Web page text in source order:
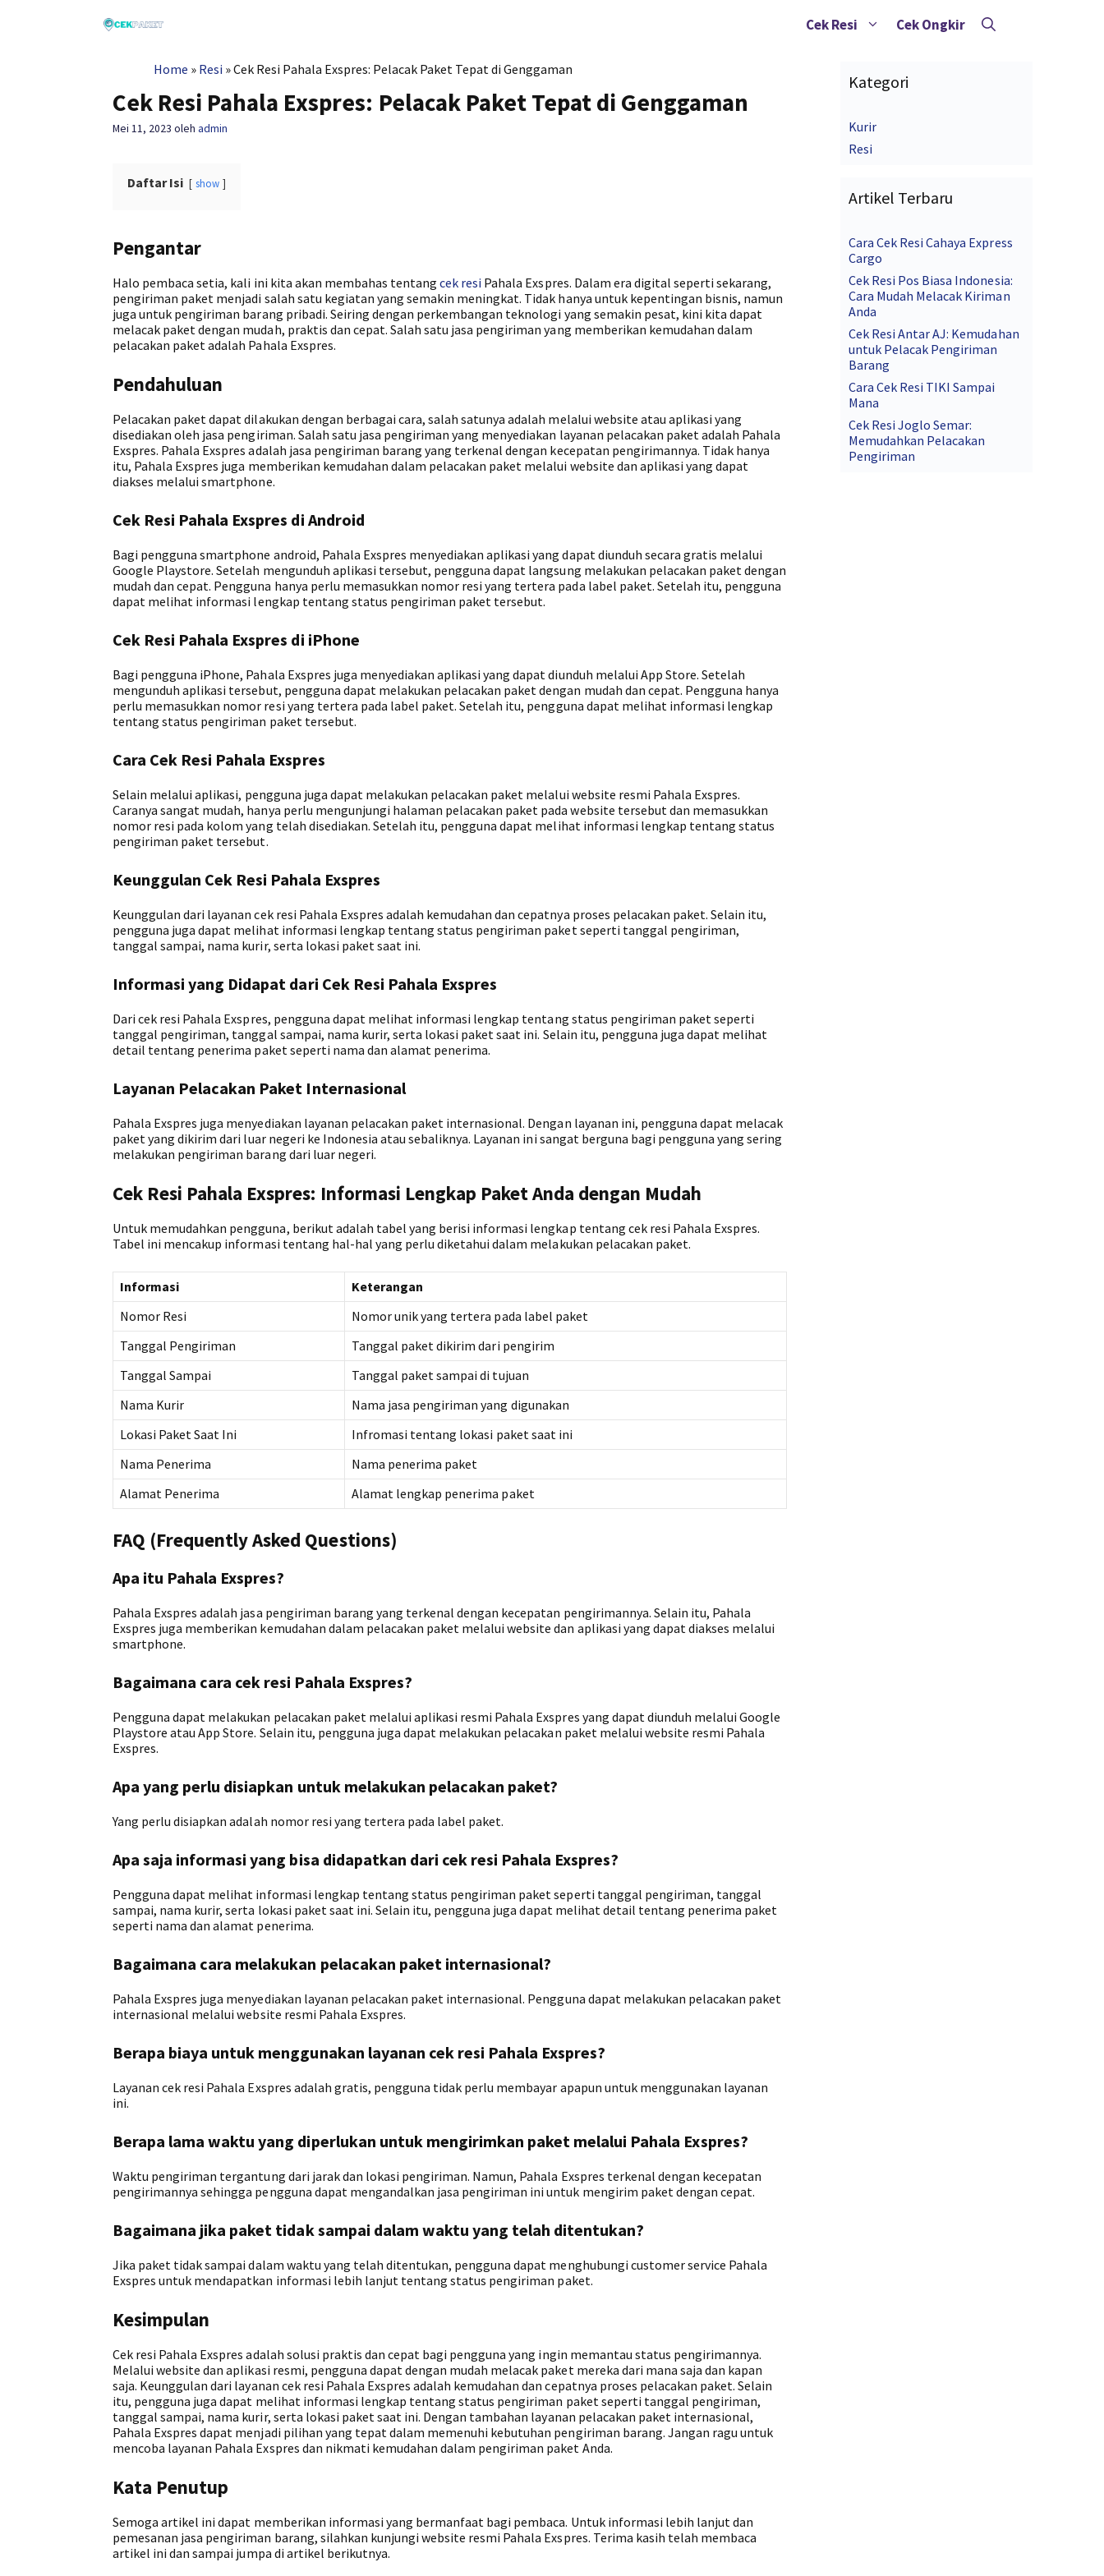
Cek Resi Cek Ongkir
Home » Resi »Cek Resi Pahala Exspres: Pelacak Paket Tepat di Genggaman
Cek Resi Pahala Exspres: Pelacak Paket Tepat di Genggaman
Mei 11, 2023 oleh admin
Daftar Isi show
Pengantar
Halo pembaca setia, kali ini kita akan membahas tentangcek resi Pahala Exspres. Dalam era digital seperti sekarang,
pengiriman paket menjadi salah satu kegiatan yang semakin meningkat. Tidak hanya untuk kepentingan bisnis, namun
juga untuk pengiriman barang pribadi. Seiring dengan perkembangan teknologi yang semakin pesat, kini kita dapat
melacak paket dengan mudah, praktis dan cepat. Salah satu jasa pengiriman yang memberikan kemudahan dalam
pelacakan paket adalah Pahala Exspres.
Pendahuluan
Pelacakan paket dapat dilakukan dengan berbagai cara, salah satunya adalah melalui website atau aplikasi yang
disediakan oleh jasa pengiriman. Salah satu jasa pengiriman yang menyediakan layanan pelacakan paket adalah Pahala
Exspres. Pahala Exspres adalah jasa pengiriman barang yang terkenal dengan kecepatan pengirimannya. Tidak hanya
itu, Pahala Exspres juga memberikan kemudahan dalam pelacakan paket melalui website dan aplikasi yang dapat
diakses melalui smartphone.
Cek Resi Pahala Exspres di Android
Bagi pengguna smartphone android, Pahala Exspres menyediakan aplikasi yang dapat diunduh secara gratis melalui
Google Playstore. Setelah mengunduh aplikasi tersebut, pengguna dapat langsung melakukan pelacakan paket dengan
mudah dan cepat. Pengguna hanya perlu memasukkan nomor resi yang tertera pada label paket. Setelah itu, pengguna
dapat melihat informasi lengkap tentang status pengiriman paket tersebut.
Cek Resi Pahala Exspres di iPhone
Bagi pengguna iPhone, Pahala Exspres juga menyediakan aplikasi yang dapat diunduh melalui App Store. Setelah
mengunduh aplikasi tersebut, pengguna dapat melakukan pelacakan paket dengan mudah dan cepat. Pengguna hanya
perlu memasukkan nomor resi yang tertera pada label paket. Setelah itu, pengguna dapat melihat informasi lengkap
tentang status pengiriman paket tersebut.
Cara Cek Resi Pahala Exspres
Selain melalui aplikasi, pengguna juga dapat melakukan pelacakan paket melalui website resmi Pahala Exspres.
Caranya sangat mudah, hanya perlu mengunjungi halaman pelacakan paket pada website tersebut dan memasukkan
nomor resi pada kolom yang telah disediakan. Setelah itu, pengguna dapat melihat informasi lengkap tentang status
pengiriman paket tersebut.
Keunggulan Cek Resi Pahala Exspres
Keunggulan dari layanan cek resi Pahala Exspres adalah kemudahan dan cepatnya proses pelacakan paket. Selain itu,
pengguna juga dapat melihat informasi lengkap tentang status pengiriman paket seperti tanggal pengiriman,
tanggal sampai, nama kurir, serta lokasi paket saat ini.
Informasi yang Didapat dari Cek Resi Pahala Exspres
Dari cek resi Pahala Exspres, pengguna dapat melihat informasi lengkap tentang status pengiriman paket seperti
tanggal pengiriman, tanggal sampai, nama kurir, serta lokasi paket saat ini. Selain itu, pengguna juga dapat melihat
detail tentang penerima paket seperti nama dan alamat penerima.
Layanan Pelacakan Paket Internasional
Pahala Exspres juga menyediakan layanan pelacakan paket internasional. Dengan layanan ini, pengguna dapat melacak
paket yang dikirim dari luar negeri ke Indonesia atau sebaliknya. Layanan ini sangat berguna bagi pengguna yang sering
melakukan pengiriman barang dari luar negeri.
Cek Resi Pahala Exspres: Informasi Lengkap Paket Anda dengan Mudah
Untuk memudahkan pengguna, berikut adalah tabel yang berisi informasi lengkap tentang cek resi Pahala Exspres.
Tabel ini mencakup informasi tentang hal-hal yang perlu diketahui dalam melakukan pelacakan paket.
Informasi
Keterangan
Nomor Resi
Nomor unik yang tertera pada label paket
Tanggal Pengiriman
Tanggal paket dikirim dari pengirim
Tanggal Sampai
Tanggal paket sampai di tujuan
Nama Kurir
Nama jasa pengiriman yang digunakan
Lokasi Paket Saat Ini
Infromasi tentang lokasi paket saat ini
Nama Penerima
Nama penerima paket
Alamat Penerima
Alamat lengkap penerima paket
FAQ (Frequently Asked Questions)
Apa itu Pahala Exspres?
Pahala Exspres adalah jasa pengiriman barang yang terkenal dengan kecepatan pengirimannya. Selain itu, Pahala
Exspres juga memberikan kemudahan dalam pelacakan paket melalui website dan aplikasi yang dapat diakses melalui
smartphone.
Bagaimana cara cek resi Pahala Exspres?
Pengguna dapat melakukan pelacakan paket melalui aplikasi resmi Pahala Exspres yang dapat diunduh melalui Google
Playstore atau App Store. Selain itu, pengguna juga dapat melakukan pelacakan paket melalui website resmi Pahala
Exspres.
Apa yang perlu disiapkan untuk melakukan pelacakan paket?
Yang perlu disiapkan adalah nomor resi yang tertera pada label paket.
Apa saja informasi yang bisa didapatkan dari cek resi Pahala Exspres?
Pengguna dapat melihat informasi lengkap tentang status pengiriman paket seperti tanggal pengiriman, tanggal
sampai, nama kurir, serta lokasi paket saat ini. Selain itu, pengguna juga dapat melihat detail tentang penerima paket
seperti nama dan alamat penerima.
Bagaimana cara melakukan pelacakan paket internasional?
Pahala Exspres juga menyediakan layanan pelacakan paket internasional. Pengguna dapat melakukan pelacakan paket
internasional melalui website resmi Pahala Exspres.
Berapa biaya untuk menggunakan layanan cek resi Pahala Exspres?
Layanan cek resi Pahala Exspres adalah gratis, pengguna tidak perlu membayar apapun untuk menggunakan layanan
ini.
Berapa lama waktu yang diperlukan untuk mengirimkan paket melalui Pahala Exspres?
Waktu pengiriman tergantung dari jarak dan lokasi pengiriman. Namun, Pahala Exspres terkenal dengan kecepatan
pengirimannya sehingga pengguna dapat mengandalkan jasa pengiriman ini untuk mengirim paket dengan cepat.
Bagaimana jika paket tidak sampai dalam waktu yang telah ditentukan?
Jika paket tidak sampai dalam waktu yang telah ditentukan, pengguna dapat menghubungi customer service Pahala
Exspres untuk mendapatkan informasi lebih lanjut tentang status pengiriman paket.
Kesimpulan
Cek resi Pahala Exspres adalah solusi praktis dan cepat bagi pengguna yang ingin memantau status pengirimannya.
Melalui website dan aplikasi resmi, pengguna dapat dengan mudah melacak paket mereka dari mana saja dan kapan
saja. Keunggulan dari layanan cek resi Pahala Exspres adalah kemudahan dan cepatnya proses pelacakan paket. Selain
itu, pengguna juga dapat melihat informasi lengkap tentang status pengiriman paket seperti tanggal pengiriman,
tanggal sampai, nama kurir, serta lokasi paket saat ini. Dengan tambahan layanan pelacakan paket internasional,
Pahala Exspres dapat menjadi pilihan yang tepat dalam memenuhi kebutuhan pengiriman barang. Jangan ragu untuk
mencoba layanan Pahala Exspres dan nikmati kemudahan dalam pengiriman paket Anda.
Kata Penutup
Semoga artikel ini dapat memberikan informasi yang bermanfaat bagi pembaca. Untuk informasi lebih lanjut dan
pemesanan jasa pengiriman barang, silahkan kunjungi website resmi Pahala Exspres. Terima kasih telah membaca
artikel ini dan sampai jumpa di artikel berikutnya.
Kategori
Kurir
Resi
Artikel Terbaru
Cara Cek Resi Cahaya Express
Cargo
Cek Resi Pos Biasa Indonesia:
Cara Mudah Melacak Kiriman
Anda
Cek Resi Antar AJ: Kemudahan
untuk Pelacak Pengiriman
Barang
Cara Cek Resi TIKI Sampai
Mana
Cek Resi Joglo Semar:
Memudahkan Pelacakan
Pengiriman